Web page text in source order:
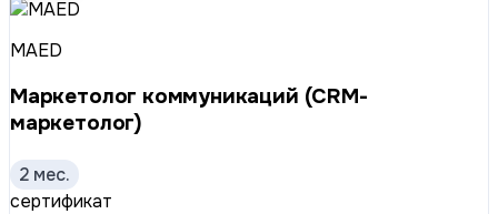
MAED
Маркетолог коммуникаций (CRM-
маркетолог)
2 мес.
сертификат